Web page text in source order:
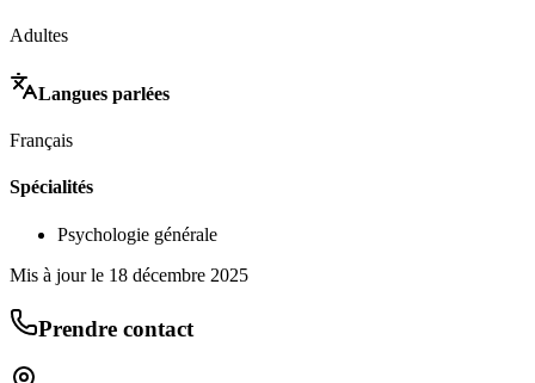
Adultes
Langues parlées
Français
Spécialités
Psychologie générale
Mis à jour le 18 décembre 2025
Prendre contact